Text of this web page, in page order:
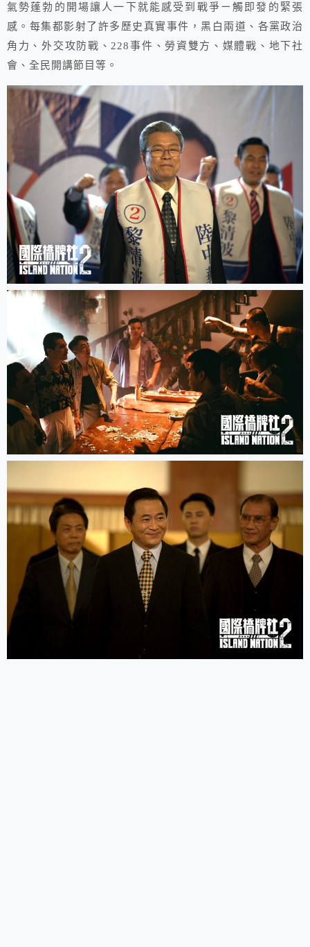
氣勢蓬勃的開場讓人一下就能感受到戰爭ㄧ觸即發的緊張
感。每集都影射了許多歷史真實事件，黑白兩道、各黨政治
角力、外交攻防戰、228事件、勞資雙方、媒體戰、地下社
會、全民開講節目等。